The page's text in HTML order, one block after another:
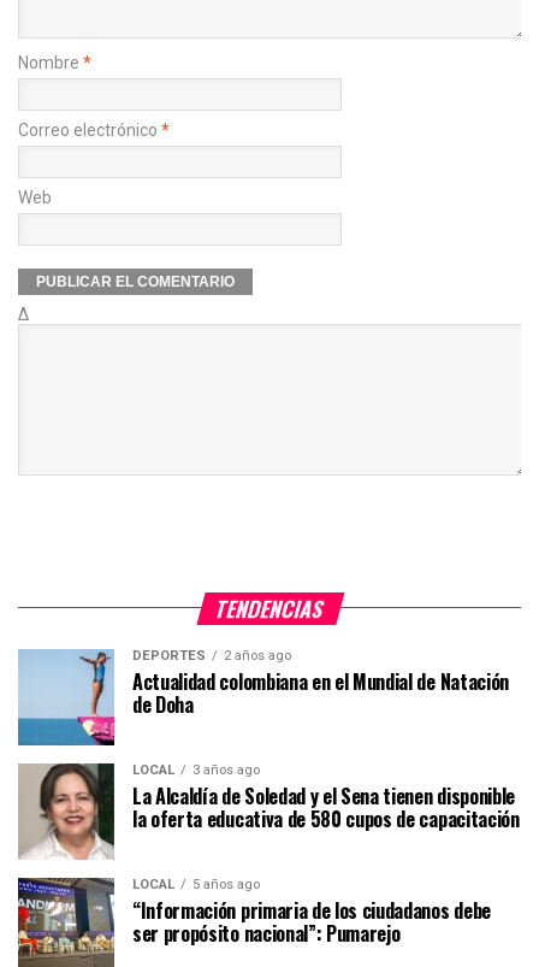
Nombre *
Correo electrónico *
Web
Δ
TENDENCIAS
DEPORTES 2 años ago
Actualidad colombiana en el Mundial de Natación
de Doha
LOCAL 3 años ago
La Alcaldía de Soledad y el Sena tienen disponible
la oferta educativa de 580 cupos de capacitación
LOCAL 5 años ago
“Información primaria de los ciudadanos debe
ser propósito nacional”: Pumarejo